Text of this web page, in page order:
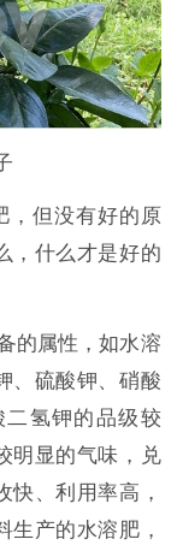
，但没有好的原
，什么才是好的
的属性，如水溶
、硫酸钾、硝酸
氢钾的品级较
明显的气味，兑
快、利用率高，
生产的水溶肥，